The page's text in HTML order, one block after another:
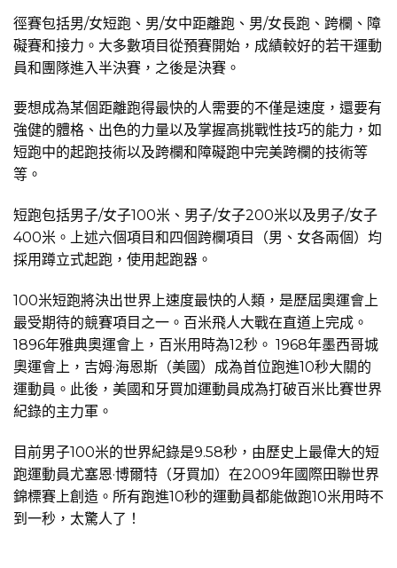
徑賽包括男/女短跑、男/女中距離跑、男/女長跑、跨欄、障
礙賽和接力。大多數項目從預賽開始，成績較好的若干運動
員和團隊進入半決賽，之後是決賽。
要想成為某個距離跑得最快的人需要的不僅是速度，還要有
強健的體格、出色的力量以及掌握高挑戰性技巧的能力，如
短跑中的起跑技術以及跨欄和障礙跑中完美跨欄的技術等
等。
短跑包括男子/女子100米、男子/女子20​​0米以及男子/女子
400米。上述六個項目和四個跨欄項目（男、女各兩個）均
採用蹲立式起跑，使用起跑器。
100米短跑將決出世界上速度最快的人類，是歷屆奧運會上
最受期待的競賽項目之一。百米飛人大戰在直道上完成。
1896年雅典奧運會上，百米用時為12秒。 1968年墨西哥城
奧運會上，吉姆·海恩斯（美國）成為首位跑進10秒大關的
運動員。此後，美國和牙買加運動員成為打破百米比賽世界
紀錄的主力軍。
目前男子100米的世界紀錄是9.58秒，由歷史上最偉大的短
跑運動員尤塞恩·博爾特（牙買加）在2009年國際田聯世界
錦標賽上創造。所有跑進10秒的運動員都能做跑10米用時不
到一秒，太驚人了！